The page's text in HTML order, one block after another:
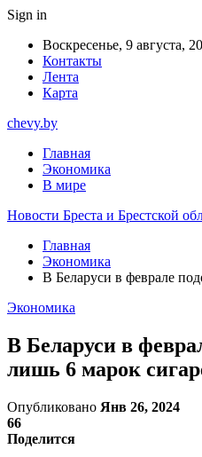
Sign in
Воскресенье, 9 августа,
Контакты
Лента
Карта
chevy.by
Главная
Экономика
В мире
Новости Бреста и Брестской
Главная
Экономика
В Беларуси в феврале
Экономика
В Беларуси в
лишь 6 марок
Опубликовано Янв 26, 2024
66
Поделится